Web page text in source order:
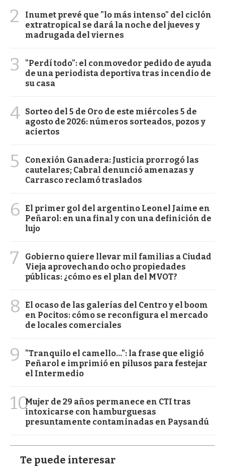
2
Inumet prevé que "lo más intenso" del ciclón
extratropical se dará la noche del jueves y
madrugada del viernes
3
"Perdí todo": el conmovedor pedido de ayuda
de una periodista deportiva tras incendio de
su casa
4 Sorteo del 5 de Oro de este miércoles 5 de
agosto de 2026: números sorteados, pozos y
aciertos
5
Conexión Ganadera: Justicia prorrogó las
cautelares; Cabral denunció amenazas y
Carrasco reclamó traslados
6
El primer gol del argentino Leonel Jaime en
Peñarol: en una final y con una definición de
lujo
7
Gobierno quiere llevar mil familias a Ciudad
Vieja aprovechando ocho propiedades
públicas: ¿cómo es el plan del MVOT?
8
El ocaso de las galerías del Centro y el boom
en Pocitos: cómo se reconfigura el mercado
de locales comerciales
9
"Tranquilo el camello...": la frase que eligió
Peñarol e imprimió en pilusos para festejar
el Intermedio
10Mujer de 29 años permanece en CTI tras
intoxicarse con hamburguesas
presuntamente contaminadas en Paysandú
Te puede interesar